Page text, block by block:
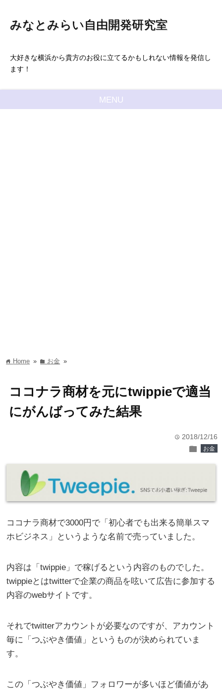
みなとみらい自由開発研究室
大好きな横浜から貴方のお役に立てるかもしれない情報を発信し
ます！
MENU
home Home » folder お金 »
ココナラ商材を元にtwippieで適当
にがんばってみた結果
time 2018/12/16
folder お金
ココナラ商材で3000円で「初心者でも出来る簡単スマ
ホビジネス」というような名前で売っていました。
内容は「twippie」で稼げるという内容のものでした。
twippieとはtwitterで企業の商品を呟いて広告に参加する
内容のwebサイトです。
それでtwitterアカウントが必要なのですが、アカウント
毎に「つぶやき価値」というものが決められていま
す。
この「つぶやき価値」フォロワーが多いほど価値があ